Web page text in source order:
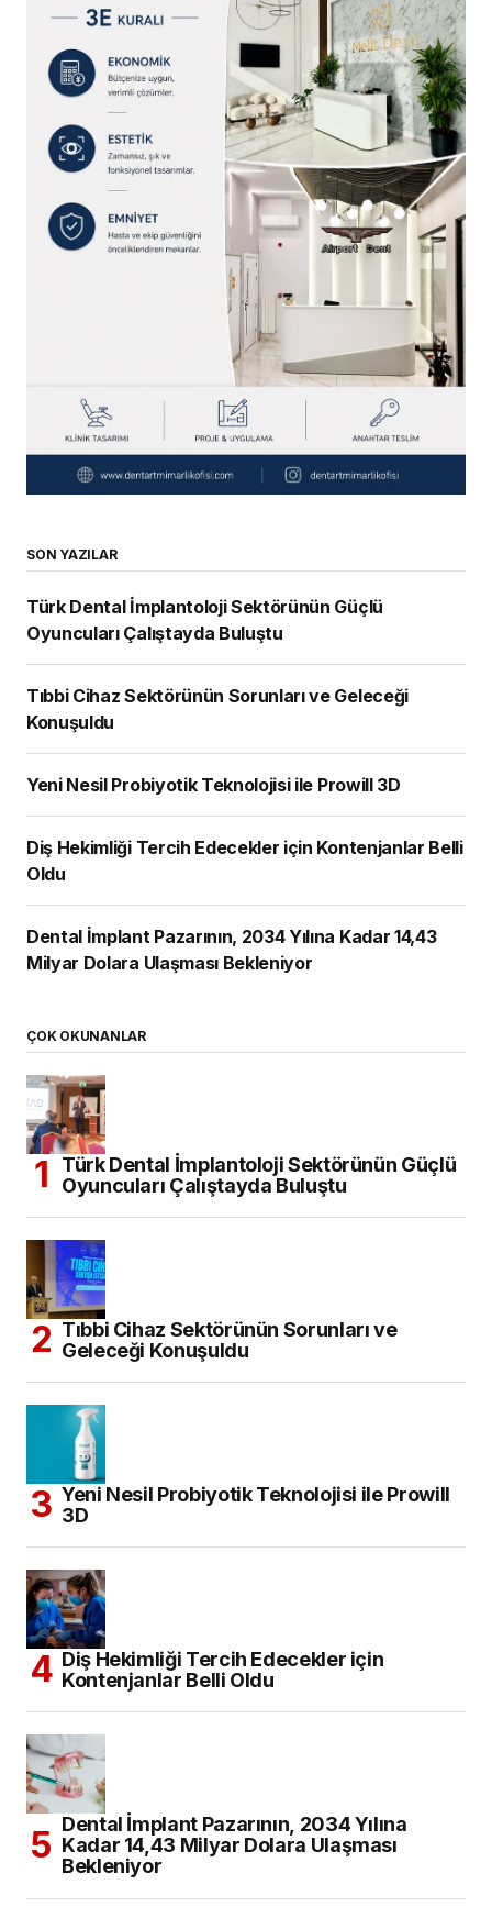
SON YAZILAR
Türk Dental İmplantoloji Sektörünün Güçlü
Oyuncuları Çalıştayda Buluştu
Tıbbi Cihaz Sektörünün Sorunları ve Geleceği
Konuşuldu
Yeni Nesil Probiyotik Teknolojisi ile Prowill 3D
Diş Hekimliği Tercih Edecekler için Kontenjanlar Belli
Oldu
Dental İmplant Pazarının, 2034 Yılına Kadar 14,43
Milyar Dolara Ulaşması Bekleniyor
ÇOK OKUNANLAR
Türk Dental İmplantoloji Sektörünün Güçlü
Oyuncuları Çalıştayda Buluştu
Tıbbi Cihaz Sektörünün Sorunları ve
Geleceği Konuşuldu
Yeni Nesil Probiyotik Teknolojisi ile Prowill
3D
Diş Hekimliği Tercih Edecekler için
Kontenjanlar Belli Oldu
Dental İmplant Pazarının, 2034 Yılına
Kadar 14,43 Milyar Dolara Ulaşması
Bekleniyor